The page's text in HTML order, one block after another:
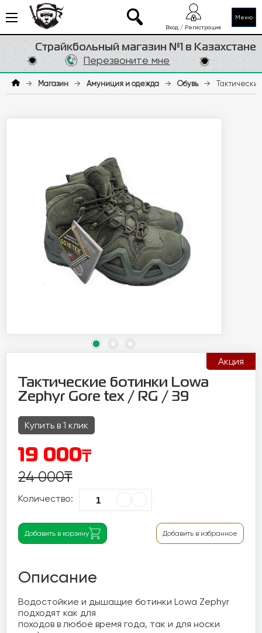
Меню
Страйкбольный магазин №1 в Казахстане
Вход / Регистрация
Перезвоните мне
→ Магазин → Амуниция и одежда → Обувь →
Тактические ботинки Lowa
Zephyr Gore tex / RG / 39
Купить в 1 клик
Акция
19 000₸
24 000₸
Количество:
Добавить в корзину Добавить в избранное
Описание
Водостойкие и дышащие ботинки Lowa Zephyr
подходят как для
походов в любое время года, так и для носки